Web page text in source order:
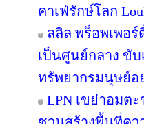
คาเฟ่รักษ์โลก
ลลิล พร็อพเพอร์
เป็นศูนย์กลาง ขั
ทรัพยากรมนุษย์อ
LPN เขย่าอมตะ